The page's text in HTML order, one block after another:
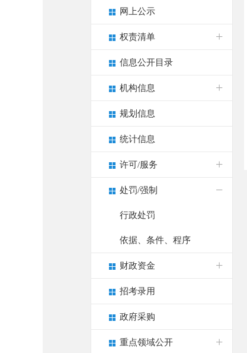
网上公示
权责清单
信息公开目录
机构信息
规划信息
统计信息
许可/服务
处罚/强制
行政处罚
依据、条件、程序
财政资金
招考录用
政府采购
重点领域公开